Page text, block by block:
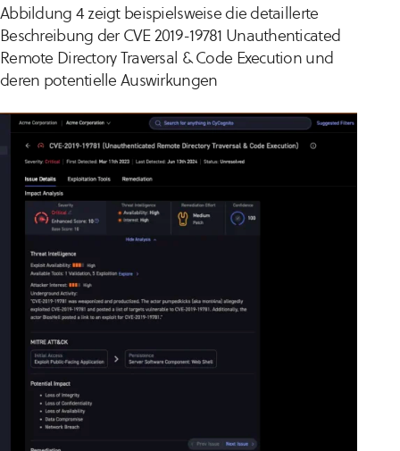
Abbildung 4 zeigt beispielsweise die detaillerte
Beschreibung der CVE 2019-19781 Unauthenticated
Remote Directory Traversal & Code Execution und
deren potentielle Auswirkungen